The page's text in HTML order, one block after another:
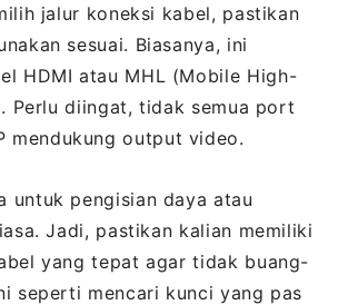
jalur koneksi kabel, pastikan
sesuai. Biasanya, ini
HDMI atau MHL (Mobile High-
Perlu diingat, tidak semua port
mendukung output video.
untuk pengisian daya atau
Jadi, pastikan kalian memiliki
yang tepat agar tidak buang-
seperti mencari kunci yang pas